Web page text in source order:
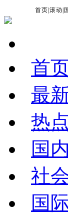
首页 |滚动
首
最
热点
国内
社
国